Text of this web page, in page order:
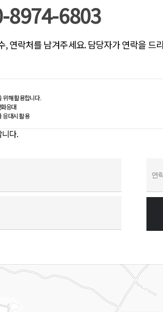
8974-6803
, 연락처를 남겨주세요. 담당자가 연락을 드
위해 활용합니다.
응대
응대시 활용
다.